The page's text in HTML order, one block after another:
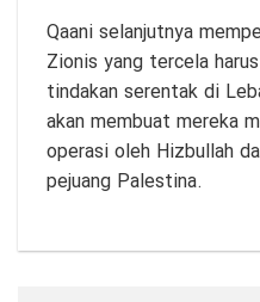
Qaani selanjutnya
Zionis yang tercela
tindakan serentak di
akan membuat mereka
operasi oleh Hizbullah
pejuang Palestina.